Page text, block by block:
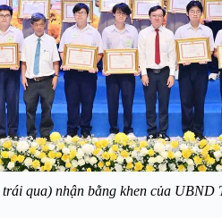
qua) nhận bằng khen của UBND